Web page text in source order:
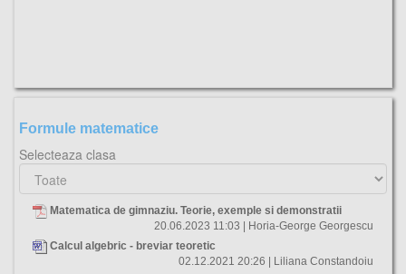
Formule matematice
Selecteaza clasa
Matematica de gimnaziu. Teorie, exemple si demonstratii
20.06.2023 11:03 | Horia-George Georgescu
Calcul algebric - breviar teoretic
02.12.2021 20:26 | Liliana Constandoiu